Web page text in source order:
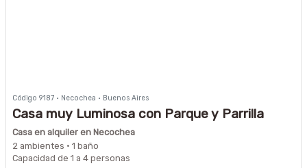
Código 9187 · Necochea · Buenos Aires
Casa muy Luminosa con Parque y Parrilla
Casa en alquiler en Necochea
2 ambientes · 1 baño
Capacidad de 1 a 4 personas